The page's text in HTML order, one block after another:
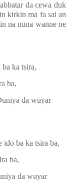
da cewa duk
kirkin ma fa sai an
in na nuna wanne ne
ka tsira,
ba,
da wuyar
ido ba ka tsira ba,
ba,
da wuyar